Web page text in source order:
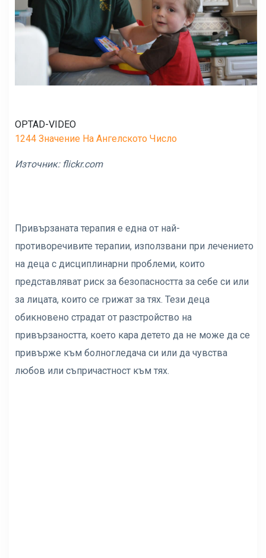
OPTAD-VIDEO
1244 Значение На Ангелското Число
Източник: flickr.com
Привързаната терапия е една от най-
противоречивите терапии, използвани при лечението
на деца с дисциплинарни проблеми, които
представляват риск за безопасността за себе си или
за лицата, които се грижат за тях. Тези деца
обикновено страдат от разстройство на
привързаността, което кара детето да не може да се
привърже към болногледача си или да чувства
любов или съпричастност към тях.